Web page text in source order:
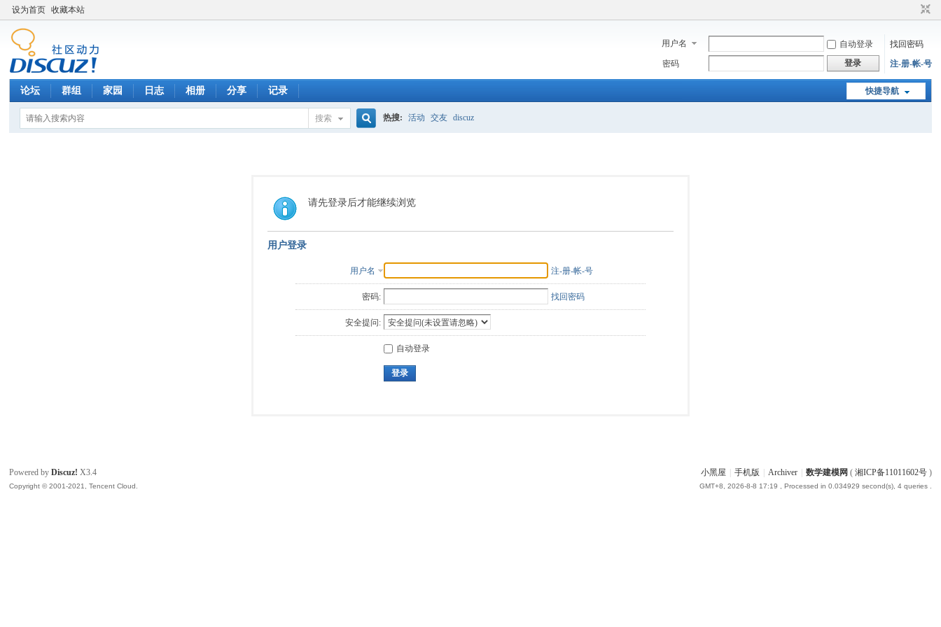
设为首页 收藏本站
用户名 自动登录
找回密码
密码
登录 注-册-帐-号
快捷导航
论坛 群组 家园 日志 相册 分享 记录
搜索
索
热搜: 活动 交友 discuz
请先登录后才能继续浏览
用户登录
用户名 注-册-帐-号
密码: 找回密码
安全提问:
自动登录
登录
小黑屋 手机版 Archiver 数学建模网 ( 湘ICP备11011602号)
GMT+8, 2026-8-8 17:19 , Processed in 0.034929 second(s), 4 queries .
Powered byDiscuz! X3.4
Copyright © 2001-2021, Tencent Cloud.